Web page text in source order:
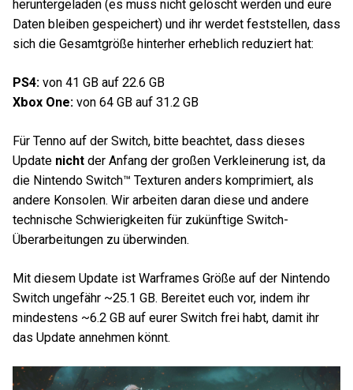
heruntergeladen (es muss nicht gelöscht werden und eure
Daten bleiben gespeichert) und ihr werdet feststellen, dass
sich die Gesamtgröße hinterher erheblich reduziert hat:
PS4: von 41 GB auf 22.6 GB
Xbox One: von 64 GB auf 31.2 GB
Für Tenno auf der Switch, bitte beachtet, dass dieses
Update nicht der Anfang der großen Verkleinerung ist, da
die Nintendo Switch™ Texturen anders komprimiert, als
andere Konsolen. Wir arbeiten daran diese und andere
technische Schwierigkeiten für zukünftige Switch-
Überarbeitungen zu überwinden.
Mit diesem Update ist Warframes Größe auf der Nintendo
Switch ungefähr ~25.1 GB. Bereitet euch vor, indem ihr
mindestens ~6.2 GB auf eurer Switch frei habt, damit ihr
das Update annehmen könnt.